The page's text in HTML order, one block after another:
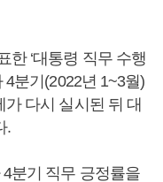
한 ‘대통령 직무 수행
4분기(2022년 1~3월)
다시 실시된 뒤 대
.
분기 직무 긍정률을